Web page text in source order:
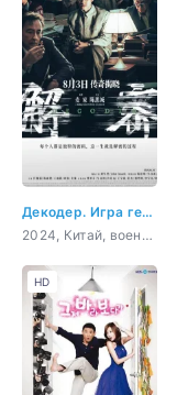
Декодер. Игра гения
2024, Китай, военный, триллер, история, криминал
HD